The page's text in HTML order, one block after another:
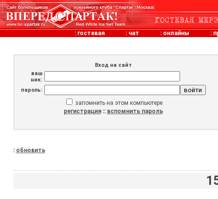
: гостевая : чат : онлайны :
Вход на сайт
ваш
ник:
пароль:
запомнить на этом компьютере
регистрация:: вспомнить пароль
: обновить